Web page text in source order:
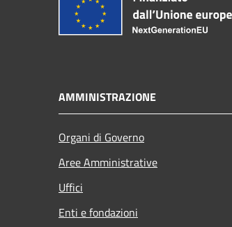
AMMINISTRAZIONE
Organi di Governo
Aree Amministrative
Uffici
Enti e fondazioni